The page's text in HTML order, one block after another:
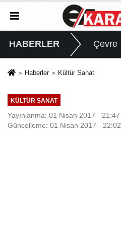
HABERLER Çevre
Haberler Kültür Sanat
KÜLTÜR SANAT
Yayınlanma: 01 Nisan 2017 - 21:47
Güncelleme: 01 Nisan 2017 - 22:02